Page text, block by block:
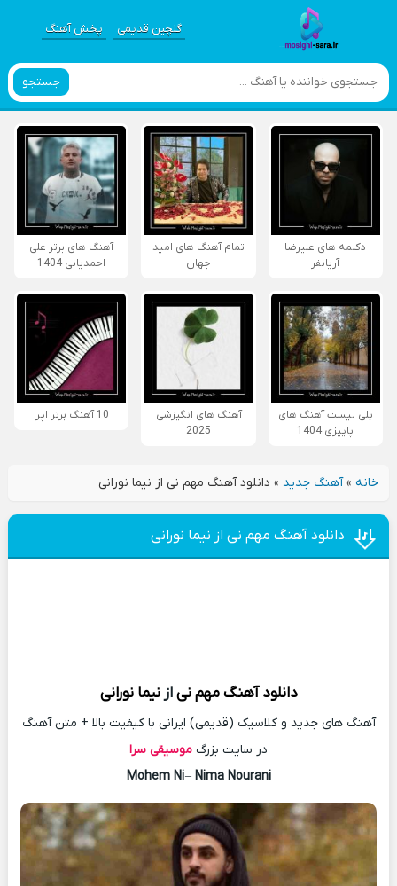
گلچین قدیمی پخش آهنگ
جستجو
دکلمه های علیرضا
آریانفر
تمام آهنگ های امید
جهان
آهنگ های برتر علی
احمدیانی 1404
پلی لیست آهنگ های
پاییزی 1404
آهنگ های انگیزشی
2025
10 آهنگ برتر اپرا
خانه»آهنگ جدید » دانلود آهنگ مهم نی از نیما نورانی
دانلود آهنگ مهم نی از نیما نورانی
دانلود آهنگ مهم نی ازنیما نورانی
آهنگ های جدید و کلاسیک (قدیمی) ایرانی با کیفیت بالا + متن آهنگ
در سایت بزرگ موسیقی سرا
Mohem Ni– Nima Nourani